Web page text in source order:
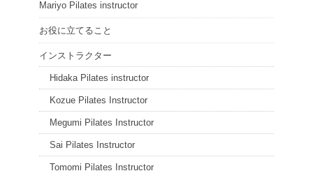
Mariyo Pilates instructor
お役に立てること
インストラクター
Hidaka Pilates instructor
Kozue Pilates Instructor
Megumi Pilates Instructor
Sai Pilates Instructor
Tomomi Pilates Instructor